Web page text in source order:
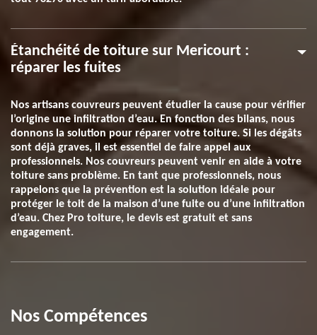
Étanchéité de toiture sur Mericourt :
réparer les fuites
Nos artisans couvreurs peuvent étudier la cause pour vérifier
l’origine une infiltration d’eau. En fonction des bilans, nous
donnons la solution pour réparer votre toiture. Si les dégâts
sont déjà graves, il est essentiel de faire appel aux
professionnels. Nos couvreurs peuvent venir en aide à votre
toiture sans problème. En tant que professionnels, nous
rappelons que la prévention est la solution idéale pour
protéger le toit de la maison d’une fuite ou d’une infiltration
d’eau. Chez Pro toiture, le devis est gratuit et sans
engagement.
Nos Compétences